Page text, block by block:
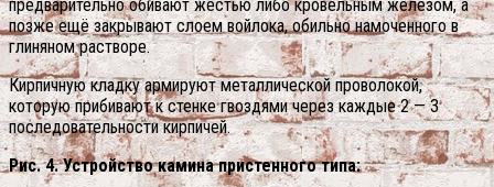
предварительно обивают жестью либо кровельным железом, а
позже ещё закрывают слоем войлока, обильно намоченного в
глиняном растворе.
Кирпичную кладку армируют металлической проволокой,
которую прибивают к стенке гвоздями через каждые 2 — 3
последовательности кирпичей.
Рис. 4. Устройство камина пристенного типа: